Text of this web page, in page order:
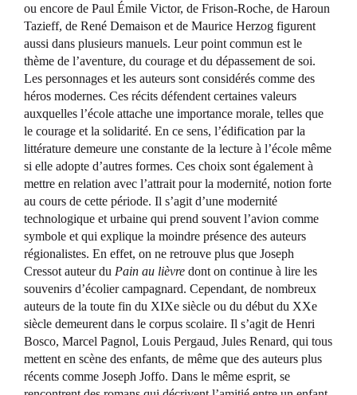
ou encore de Paul Émile Victor, de Frison-Roche, de Haroun
Tazieff, de René Demaison et de Maurice Herzog figurent
aussi dans plusieurs manuels. Leur point commun est le
thème de l’aventure, du courage et du dépassement de soi.
Les personnages et les auteurs sont considérés comme des
héros modernes. Ces récits défendent certaines valeurs
auxquelles l’école attache une importance morale, telles que
le courage et la solidarité. En ce sens, l’édification par la
littérature demeure une constante de la lecture à l’école même
si elle adopte d’autres formes. Ces choix sont également à
mettre en relation avec l’attrait pour la modernité, notion forte
au cours de cette période. Il s’agit d’une modernité
technologique et urbaine qui prend souvent l’avion comme
symbole et qui explique la moindre présence des auteurs
régionalistes. En effet, on ne retrouve plus que Joseph
Cressot auteur du Pain au lièvre dont on continue à lire les
souvenirs d’écolier campagnard. Cependant, de nombreux
auteurs de la toute fin du XIXe siècle ou du début du XXe
siècle demeurent dans le corpus scolaire. Il s’agit de Henri
Bosco, Marcel Pagnol, Louis Pergaud, Jules Renard, qui tous
mettent en scène des enfants, de même que des auteurs plus
récents comme Joseph Joffo. Dans le même esprit, se